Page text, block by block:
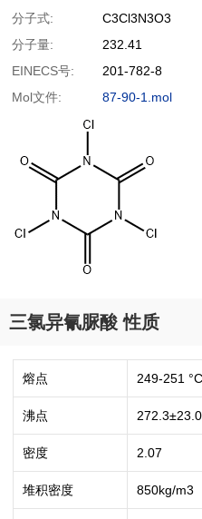
分子式:
C3Cl3N3O3
分子量:
232.41
EINECS号:
201-782-8
Mol文件:
87-90-1.mol
三氯异氰脲酸 性质
熔点 249-251
沸点
密度 2.07
堆积密度 850kg/m3